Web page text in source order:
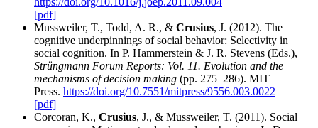
[pdf]
Mussweiler, T., Todd, A. R., & Crusius, J. (2012). The
cognitive underpinnings of social behavior: Selectivity in
social cognition. In P. Hammerstein & J. R. Stevens (Eds.),
Strüngmann Forum Reports: Vol. 11. Evolution and the
mechanisms of decision making (pp. 275–286). MIT
Press. https://doi.org/10.7551/mitpress/9556.003.0022
[pdf]
Corcoran, K., Crusius, J., & Mussweiler, T. (2011). Social